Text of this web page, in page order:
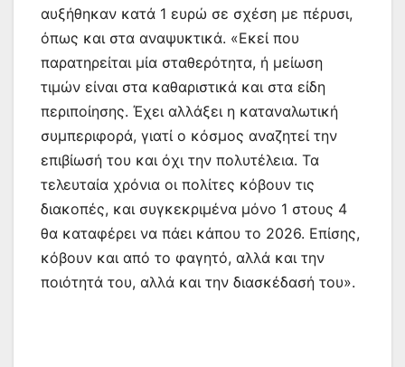
αυξήθηκαν κατά 1 ευρώ σε σχέση με πέρυσι,
όπως και στα αναψυκτικά. «Εκεί που
παρατηρείται μία σταθερότητα, ή μείωση
τιμών είναι στα καθαριστικά και στα είδη
περιποίησης. Έχει αλλάξει η καταναλωτική
συμπεριφορά, γιατί ο κόσμος αναζητεί την
επιβίωσή του και όχι την πολυτέλεια. Τα
τελευταία χρόνια οι πολίτες κόβουν τις
διακοπές, και συγκεκριμένα μόνο 1 στους 4
θα καταφέρει να πάει κάπου το 2026. Επίσης,
κόβουν και από το φαγητό, αλλά και την
ποιότητά του, αλλά και την διασκέδασή του».